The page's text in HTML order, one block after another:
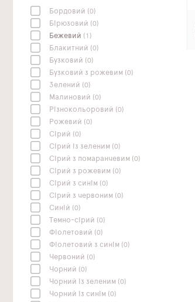
Бордовий (0)
Бірюзовий (0)
Бежевий (1)
Блакитний (0)
Бузковий (0)
Бузковий з рожевим (0)
Зелений (0)
Малиновий (0)
Різнокольоровий (0)
Рожевий (0)
Сірий (0)
Сірий із зеленим (0)
Сірий з помаранчевим (0)
Сірий з рожевим (0)
Сірий з синім (0)
Сірий з червоним (0)
Синій (0)
Темно-сірий (0)
Фіолетовий (0)
Фіолетовий з синім (0)
Червоний (0)
Чорний (0)
Чорний із зеленим (0)
Чорний із синім (0)